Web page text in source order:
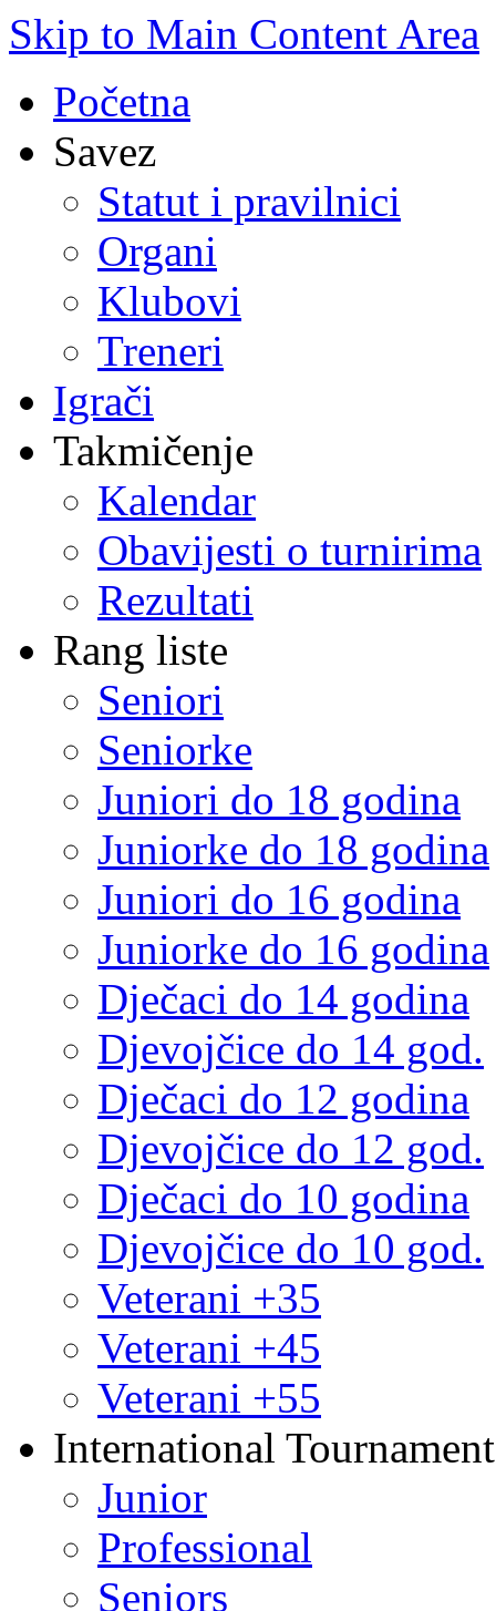
Skip to Main Content Area
Početna
Savez
Statut i pravilnici
Organi
Klubovi
Treneri
Igrači
Takmičenje
Kalendar
Obavijesti o turnirima
Rezultati
Rang liste
Seniori
Seniorke
Juniori do 18 godina
Juniorke do 18 godina
Juniori do 16 godina
Juniorke do 16 godina
Dječaci do 14 godina
Djevojčice do 14 god.
Dječaci do 12 godina
Djevojčice do 12 god.
Dječaci do 10 godina
Djevojčice do 10 god.
Veterani +35
Veterani +45
Veterani +55
International
Junior
Professional
Seniors